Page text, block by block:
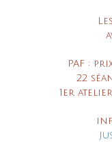
PAF :
22
1er